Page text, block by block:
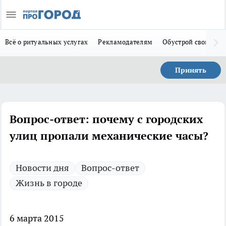
Всё о ритуальных услугах Рекламодателям Обустрой свой дом
Принять
Вопрос-ответ: почему с городских
улиц пропали механические часы?
Новости дня
Вопрос-ответ
Жизнь в городе
6 марта 2015